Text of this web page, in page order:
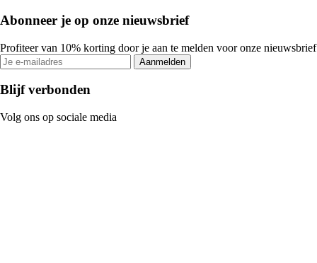
Abonneer je op onze nieuwsbrief
Profiteer van 10% korting door je aan te melden voor onze nieuwsbrief
Aanmelden
Blijf verbonden
Volg ons op sociale media